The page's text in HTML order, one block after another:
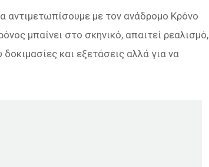
αντιμετωπίσουμε με τον ανάδρομο Κρόνο
μπαίνει στο σκηνικό, απαιτεί ρεαλισμό,
και εξετάσεις αλλά για να